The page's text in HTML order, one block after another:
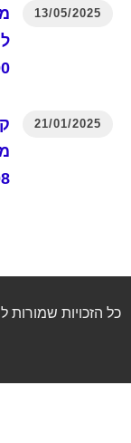
13/05/2025
21/01/2025
כל הזכויות שמורות